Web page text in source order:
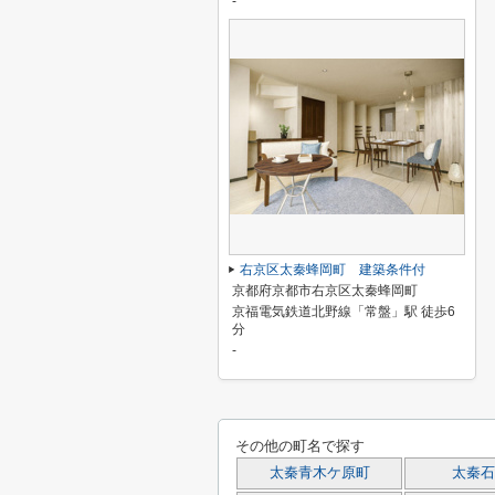
右京区太秦蜂岡町 建築条件付
京都府京都市右京区太秦蜂岡町
京福電気鉄道北野線「常盤」駅 徒歩6
分
-
その他の町名で探す
太秦青木ケ原町 太秦石